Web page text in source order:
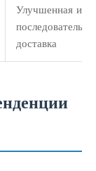
Улучшенная и
доставка